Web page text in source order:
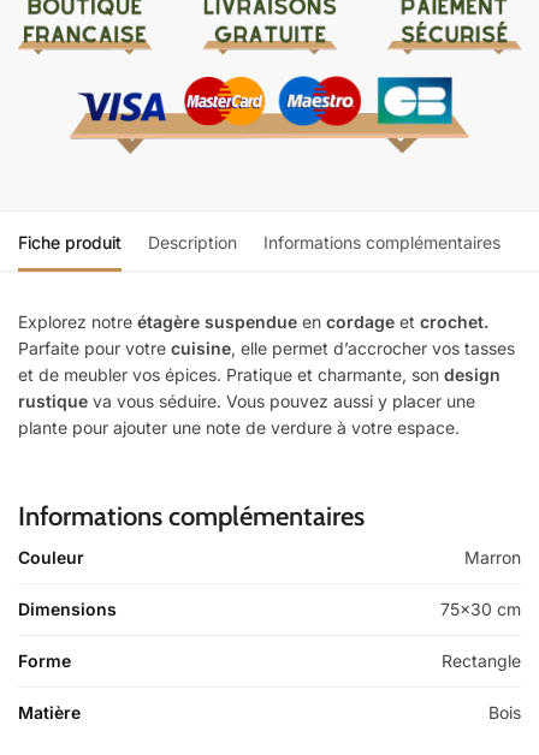
Fiche produit Description Informations complémentaires
Explorez notre étagère suspendue en cordage et crochet.
Parfaite pour votre cuisine, elle permet d’accrocher vos tasses
et de meubler vos épices. Pratique et charmante, son design
rustique va vous séduire. Vous pouvez aussi y placer une
plante pour ajouter une note de verdure à votre espace.
Informations complémentaires
Couleur Marron
Dimensions 75×30 cm
Forme Rectangle
Matière Bois